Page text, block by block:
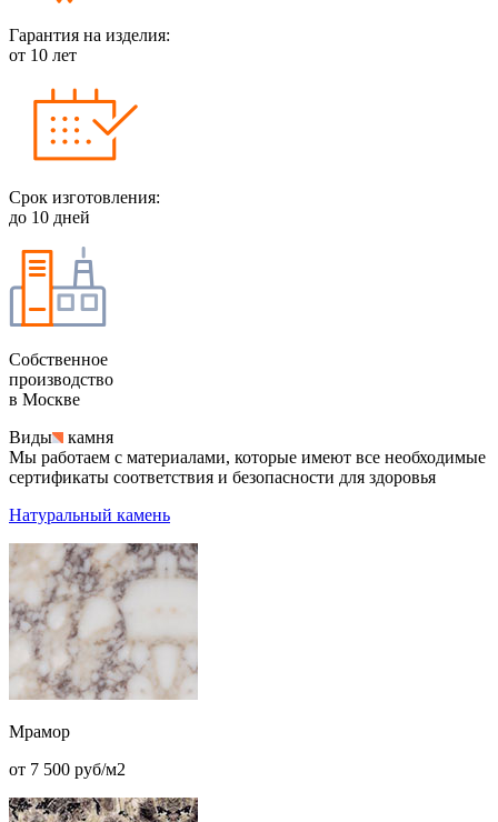
Гарантия на изделия:
от 10 лет
Срок изготовления:
до 10 дней
Собственное
производство
в Москве
Виды
камня
Мы работаем с материалами, которые имеют все необходимые
сертификаты соответствия и безопасности для здоровья
Натуральный камень
Мрамор
от 7 500 руб/м2